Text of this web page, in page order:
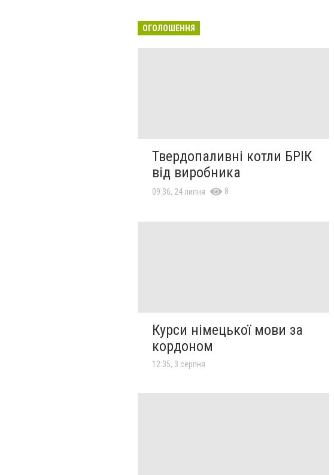
ОГОЛОШЕННЯ
Твердопаливні котли БРІК
від виробника
09:36, 24 липня 8
Курси німецької мови за
кордоном
12:35, 3 серпня